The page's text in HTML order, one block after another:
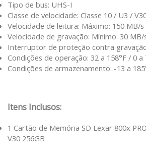
Tipo de bus: UHS-I
Classe de velocidade: Classe 10 / U3 /
Velocidade de leitura: Máximo: 150 MB/s
Velocidade de gravação: Mínimo: 30
Interruptor de proteção contra
Condições de operação: 32 a 158°F / 0 a
Condições de armazenamento: -13 a
Itens Inclusos:
1 Cartão de Memória SD Lexar 800x
V30 256GB